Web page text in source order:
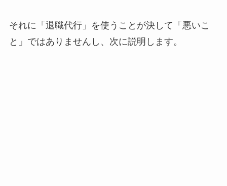
それに「退職代行」を使うことが決して「悪いこ
と」ではありませんし、次に説明します。